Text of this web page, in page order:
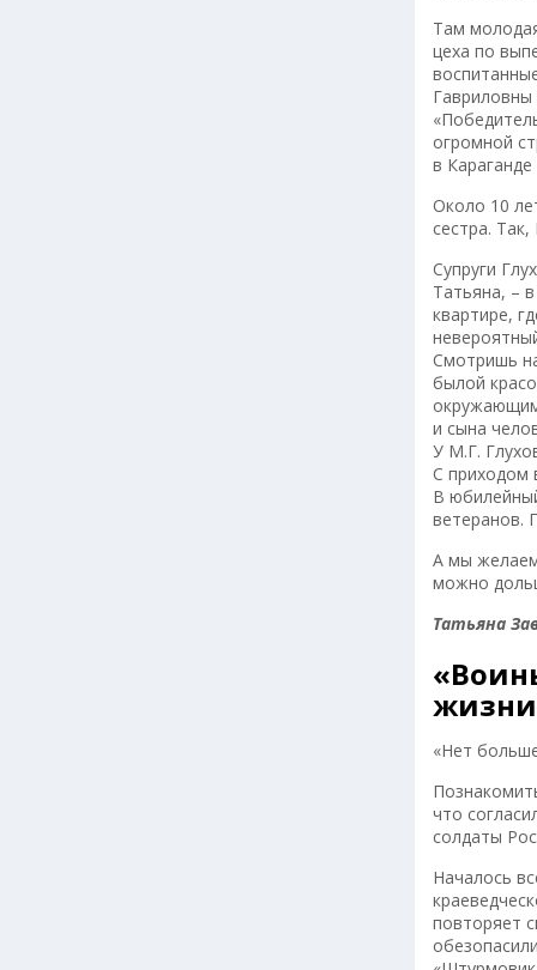
Там
цеха по
огромной
в
Около 10
сестра.
Супруги
Татьяна, –
квартире,
Смотришь
былой
и сына
У М.Г.
С приходом
В
ветеранов.
А мы
можно
Татьяна
жизни
«Нет
что
солдаты
Началось
повторяет